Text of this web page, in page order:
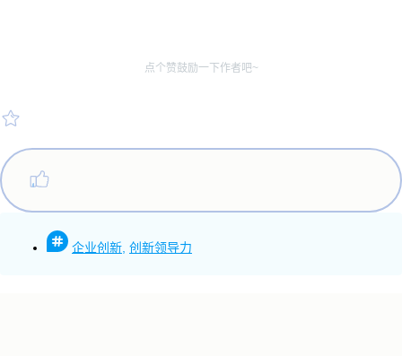
点个赞鼓励一下作者吧~
企业创新 创新领导力